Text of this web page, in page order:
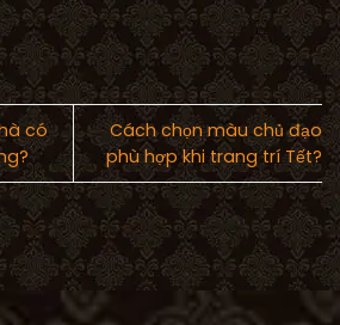
có
Cách chọn màu chủ đạo
phù hợp khi trang trí Tết?